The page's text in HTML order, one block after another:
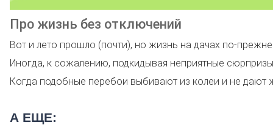
Про жизнь без отключений
Вот и лето прошло (почти), но жизнь на дачах по-
Иногда, к сожалению, подкидывая неприятные
Когда подобные перебои выбивают из колеи и не
А ЕЩЕ: